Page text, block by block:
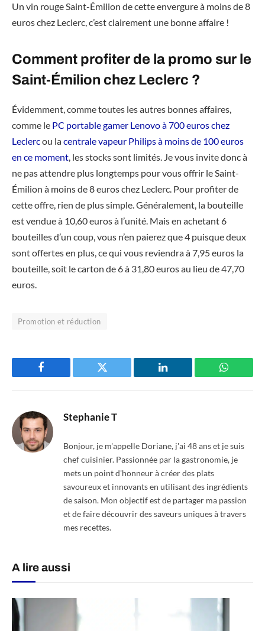
Un vin rouge Saint-Émilion de cette envergure à moins de 8
euros chez Leclerc, c’est clairement une bonne affaire !
Comment profiter de la promo sur le
Saint-Émilion chez Leclerc ?
Évidemment, comme toutes les autres bonnes affaires,
comme le PC portable gamer Lenovo à 700 euros chez
Leclercou lacentrale vapeur Philips à moins de 100 euros
en ce moment, les stocks sont limités. Je vous invite donc à
ne pas attendre plus longtemps pour vous offrir le Saint-
Émilion à moins de 8 euros chez Leclerc. Pour profiter de
cette offre, rien de plus simple. Généralement, la bouteille
est vendue à 10,60 euros à l’unité. Mais en achetant 6
bouteilles d’un coup, vous n’en paierez que 4 puisque deux
sont offertes en plus, ce qui vous reviendra à 7,95 euros la
bouteille, soit le carton de 6 à 31,80 euros au lieu de 47,70
euros.
Promotion et réduction
Facebook Twitter LinkedIn
Stephanie T
Bonjour, je m'appelle Doriane, j'ai 48 ans et je suis
chef cuisinier. Passionnée par la gastronomie, je
mets un point d'honneur à créer des plats
savoureux et innovants en utilisant des ingrédients
de saison. Mon objectif est de partager ma passion
et de faire découvrir des saveurs uniques à travers
mes recettes.
A lire aussi